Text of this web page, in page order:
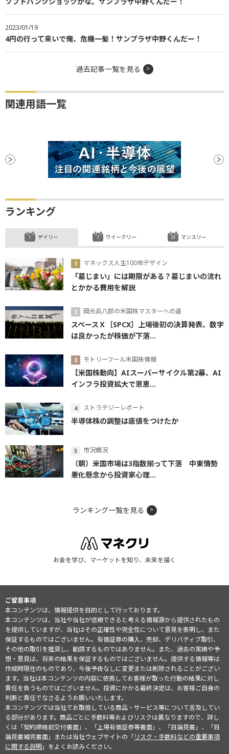
2023/01/19
4円の行って来いで俺、危機一髪！サンプラザ中野くんだー！
過去記事一覧を見る
関連用語一覧
ランキング
デイリー
マネックス人生100年デザイン
「墓じまい」には期限がある？墓じまいの流れ
とかかる費用を解説
岡元兵八郎の米国株マスターへの道
スペースＸ［SPCX］上場後初の決算発表、数字
は良かったが株価が下落...
モトリーフール米国株情報
【米国株動向】AIスーパーサイクル第2幕、AI
インフラ投資拡大で恩恵...
ストラテジーレポート
半導体株の調整は底値をつけたか
市況概況
（朝）米国市場は3指数揃って下落 中東情勢
悪化懸念から投資家心理...
ウイークリー マンスリー
ランキング一覧を見る
お金を学び、マーケットを知り、未来を描く
ご留意事項
本コンテンツは、情報提供を目的として行っております。
本コンテンツは、当社や当社が信頼できると考える情報源から提供されたもの
を提供していますが、当社はその正確性や完全性について意見を表明し、また
保証するものではございません。有価証券の購入、売却、デリバティブ取引、
その他の取引を推奨し、勧誘するものではありません。また、過去の実績や予
想・意見は、将来の結果を保証するものではございません。提供する情報等は
作成時現在のものであり、今後予告なしに変更または削除されることがござい
ます。当社は本コンテンツの内容に依拠してお客様が取った行動の結果に対し
責任を負うものではございません。投資にかかる最終決定は、お客様ご自身の
判断と責任でなさるようお願いいたします。
本コンテンツでは当社でお取扱している商品・サービス等について言及してい
る部分があります。商品ごとに手数料等およびリスクは異なりますので、詳し
くは「契約締結前交付書面」、「上場有価証券等書面」、「目論見書」、「目
論見書補完書面」または当社ウェブサイトの「リスク・手数料などの重要事項
に関する説明」をよくお読みください。